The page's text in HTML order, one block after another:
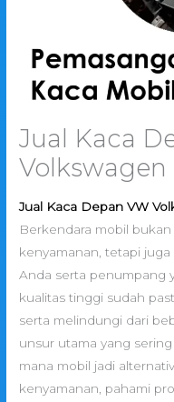
Jual Kaca
Jual Kaca Depan VW
Berkendara mobil
kenyamanan, tetapi
Anda serta penumpang
kualitas tinggi sudah
serta melindungi dari
unsur utama yang
mana mobil jadi
kenyamanan, pahami